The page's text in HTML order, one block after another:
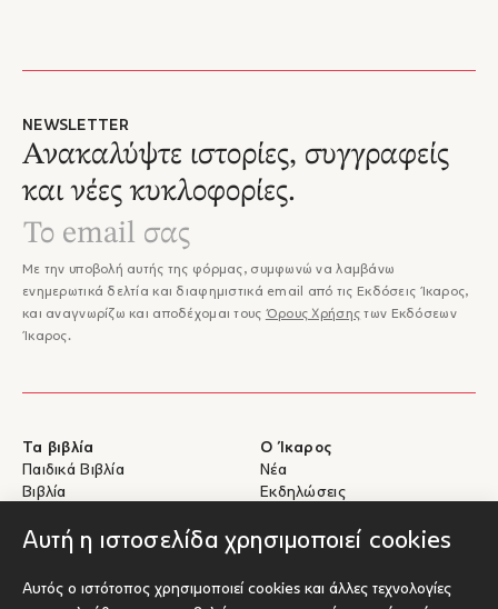
Αυτή η ιστοσελίδα χρησιμοποιεί cookies
Αυτός ο ιστότοπος χρησιμοποιεί cookies και άλλες τεχνολογίες
NEWSLETTER
Ανακαλύψτε ιστορίες, συγγραφείς
και νέες κυκλοφορίες.
Με την υποβολή αυτής της φόρμας, συμφωνώ να λαμβάνω
ενημερωτικά δελτία και διαφημιστικά email από τις Εκδόσεις Ίκαρος,
και αναγνωρίζω και αποδέχομαι τους Όρους Χρήσης των Εκδόσεων
Ίκαρος.
Τα βιβλία
Παιδικά Βιβλία
Βιβλία
Ο Ίκαρος
Νέα
Εκδηλώσεις
Βοήθεια
Αποστολές & Επιστροφές
Για Συγγραφείς
Υποβολή έργου προς έκδοση